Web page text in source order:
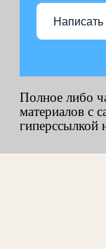
Написать
Полное либо
материалов с
гиперссылкой